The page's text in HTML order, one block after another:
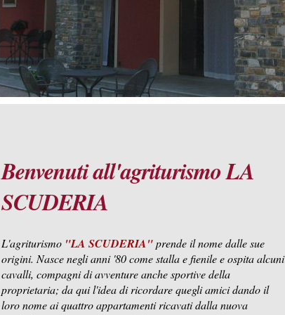
Benvenuti all'agriturismo LA
SCUDERIA
L'agriturismo "LA SCUDERIA"prende il nome dalle sue
origini. Nasce negli anni '80 come stalla e fienile e ospita alcuni
cavalli, compagni di avventure anche sportive della
proprietaria; da qui l'idea di ricordare quegli amici dando il
loro nome ai quattro appartamenti ricavati dalla nuova